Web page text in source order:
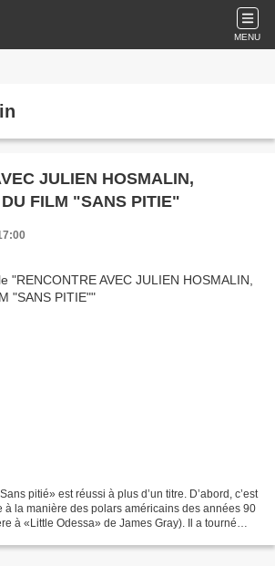
MENU
JULIEN HOSMALIN,
FILM "SANS PITIE"
pitié» est réussi à plus d’un titre. D’abord, c’est
à la manière des polars américains des années 90
à «Little Odessa» de James Gray). Il a tourné